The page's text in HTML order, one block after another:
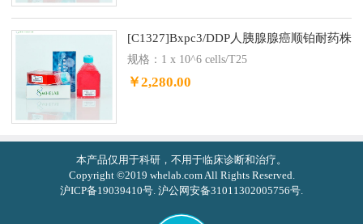
[C1327]Bxpc3/DDP人胰腺腺癌顺铂耐药株
规格：1 x 10^6 cells/T25
￥2,280.00
本产品仅用于科研，不用于临床诊断和治疗。
Copyright ©2019 whelab.com All Rights Reserved.
沪ICP备19039410号. 沪公网安备31011302005756号.